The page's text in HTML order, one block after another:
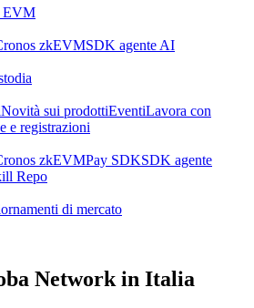
EVM
zkEVMSDK agente AI
Novità sui prodottiEventiLavora con
e registrazioni
zkEVMPay SDKSDK agente
Repo
di mercato
Network in Italia